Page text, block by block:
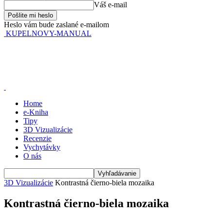
Váš e-mail
Heslo vám bude zaslané e-mailom
KUPELNOVY-MANUAL
Home
e-Kniha
Tipy
3D Vizualizácie
Recenzie
Vychytávky
O nás
3D Vizualizácie Kontrastná čierno-biela mozaika
Kontrastná čierno-biela mozaika